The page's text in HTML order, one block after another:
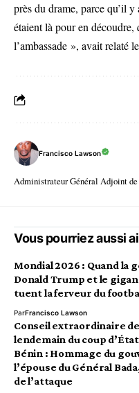
près du drame, parce qu’il
étaient là pour en
l’ambassade », avait relaté
Francisco Lawson
Administrateur Général Adjoint
Vous pourriez aussi
Mondial 2026 : Quand la
Donald Trump et le
tuent la ferveur du
ParFrancisco Lawson
Conseil extraordinaire
lendemain du coup
Bénin : Hommage du
l’épouse du Général
de l’attaque